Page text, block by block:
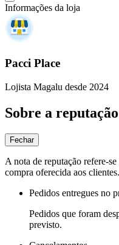
Informações da loja
Pacci Place
Lojista Magalu desde 2024
Sobre a
Fechar
A nota de reputação refere-
compra oferecida aos
Pedidos entregues no
Pedidos que foram
previsto.